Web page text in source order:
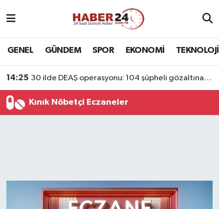
GENEL GÜNDEM SPOR EKONOMİ TEKNOLOJİ
14:25 30 ilde DEAŞ operasyonu: 104 şüpheli gözaltına alındı
Kınık Nöbetçi Eczaneler
Nöbetçi Eczaneler
Son Dakika Haberleri